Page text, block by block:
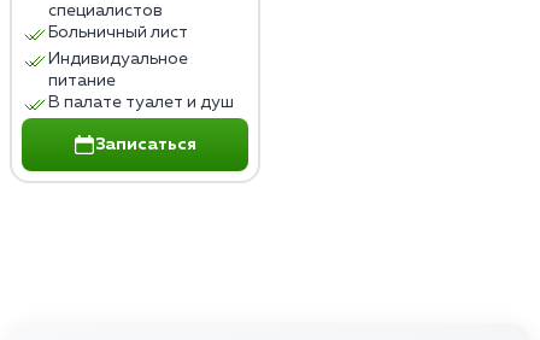
специалистов
Больничный лист
Индивидуальное
питание
В палате туалет и душ
Записаться